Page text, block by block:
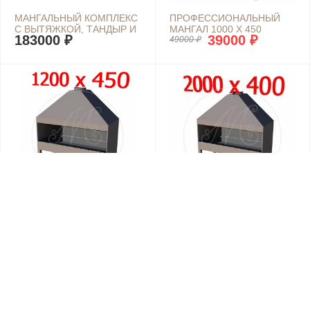
МАНГАЛЬНЫЙ КОМПЛЕКС
С ВЫТЯЖКОЙ, ТАНДЫР И
ПЕЧКА ПОД КАЗАН "ЛАЙТ"
183000 ₽
ПРОФЕССИОНАЛЬНЫЙ
МАНГАЛ 1000 Х 450
49000 ₽ 39000 ₽